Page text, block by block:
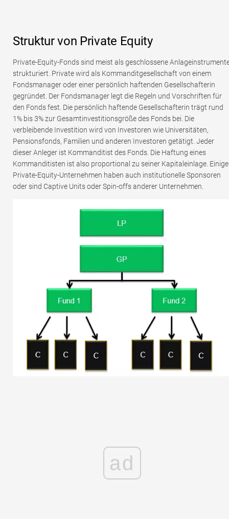
Struktur von Private Equity
Private-Equity-Fonds sind meist als geschlossene
strukturiert. Private wird als Kommanditgesellschaft von einem
Fondsmanager oder einer persönlich haftenden Gesellschafterin
gegründet. Der Fondsmanager legt die Regeln und Vorschriften für
den Fonds fest. Die persönlich haftende Gesellschafterin trägt rund
1% bis 3% zur Gesamtinvestitionsgröße des Fonds bei. Die
verbleibende Investition wird von Investoren wie Universitäten,
Pensionsfonds, Familien und anderen Investoren getätigt. Jeder
dieser Anleger ist Kommanditist des Fonds. Die Haftung eines
Kommanditisten ist also proportional zu seiner Kapitaleinlage. Einige
Private-Equity-Unternehmen haben auch institutionelle Sponsoren
oder sind Captive Units oder Spin-offs anderer Unternehmen.
ad